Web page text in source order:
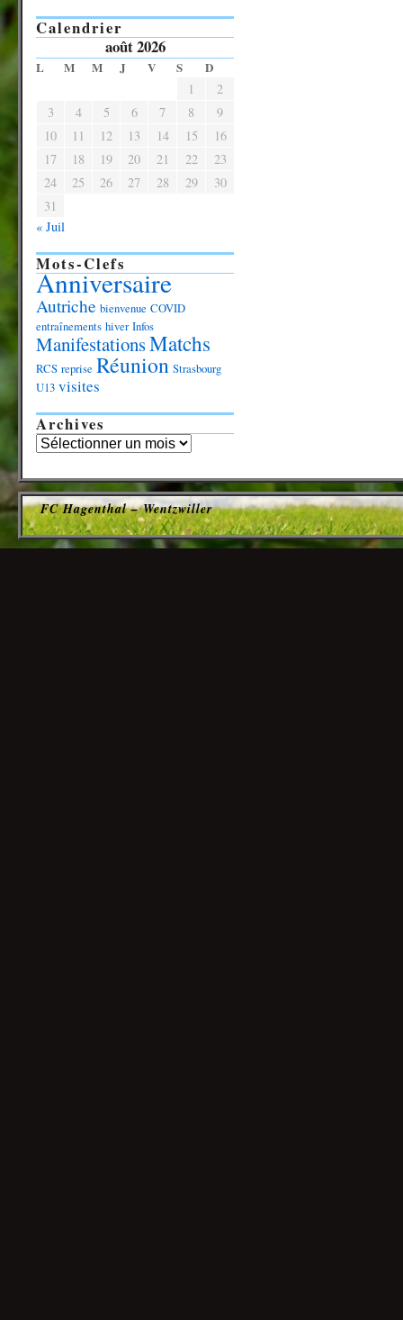
Calendrier
août 2026
L M M J V S D
1
2
3
4 5 6 7 8
9
10
11 12 13 14 15
16
17
18 19 20 21 22
23
24
25 26 27 28 29
30
31
« Juil
Mots-Clefs
Anniversaire
Autriche bienvenue COVID
entraînements hiver Infos
ManifestationsMatchs
RCS reprise Réunion Strasbourg
U13 visites
Archives
FC Hagenthal – Wentzwiller